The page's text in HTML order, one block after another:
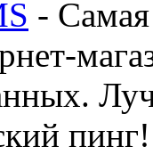
-
пинг!